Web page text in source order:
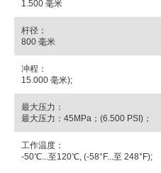
1.500 毫米
杆径：
800 毫米
冲程：
15.000 毫米);
最大压力：
最大压力：45MPa；(6.500 PSI)；
工作温度：
-50℃...至120℃, (-58°F...至 248°F);